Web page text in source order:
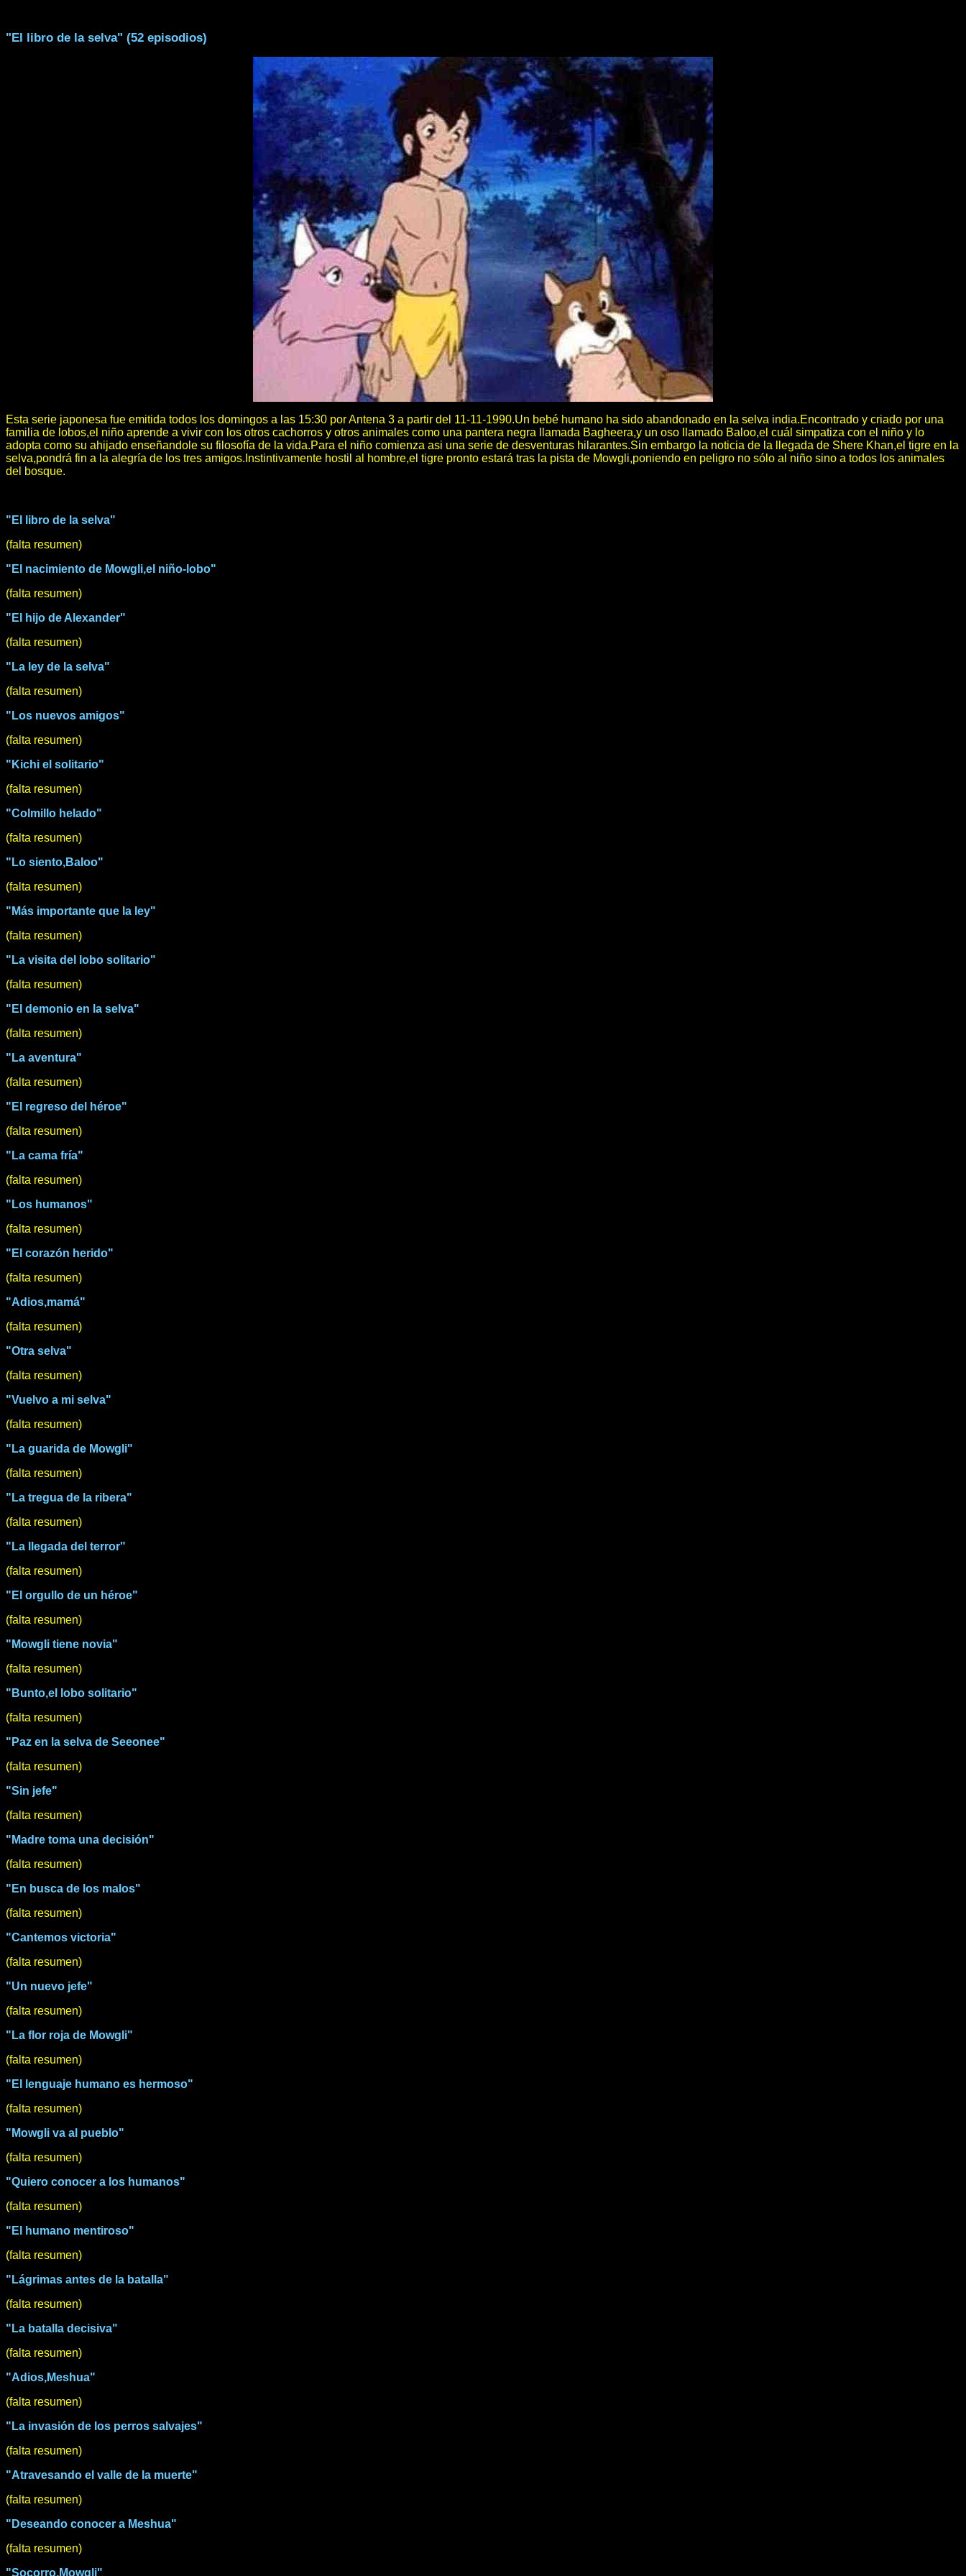
"El libro de la selva" (52 episodios)
Esta serie japonesa fue emitida todos los domingos a las 15:30 por Antena 3 a partir del 11-11-1990.Un bebé humano ha sido abandonado en la selva india.Encontrado y criado por una
familia de lobos,el niño aprende a vivir con los otros cachorros y otros animales como una pantera negra llamada Bagheera,y un oso llamado Baloo,el cuál simpatiza con el niño y lo
adopta como su ahijado enseñandole su filosofía de la vida.Para el niño comienza asi una serie de desventuras hilarantes.Sin embargo la noticia de la llegada de Shere Khan,el tigre en la
selva,pondrá fin a la alegría de los tres amigos.Instintivamente hostil al hombre,el tigre pronto estará tras la pista de Mowgli,poniendo en peligro no sólo al niño sino a todos los animales
del bosque.
"El libro de la selva"
(falta resumen)
"El nacimiento de Mowgli,el niño-lobo"
(falta resumen)
"El hijo de Alexander"
(falta resumen)
"La ley de la selva"
(falta resumen)
"Los nuevos amigos"
(falta resumen)
"Kichi el solitario"
(falta resumen)
"Colmillo helado"
(falta resumen)
"Lo siento,Baloo"
(falta resumen)
"Más importante que la ley"
(falta resumen)
"La visita del lobo solitario"
(falta resumen)
"El demonio en la selva"
(falta resumen)
"La aventura"
(falta resumen)
"El regreso del héroe"
(falta resumen)
"La cama fría"
(falta resumen)
"Los humanos"
(falta resumen)
"El corazón herido"
(falta resumen)
"Adios,mamá"
(falta resumen)
"Otra selva"
(falta resumen)
"Vuelvo a mi selva"
(falta resumen)
"La guarida de Mowgli"
(falta resumen)
"La tregua de la ribera"
(falta resumen)
"La llegada del terror"
(falta resumen)
"El orgullo de un héroe"
(falta resumen)
"Mowgli tiene novia"
(falta resumen)
"Bunto,el lobo solitario"
(falta resumen)
"Paz en la selva de Seeonee"
(falta resumen)
"Sin jefe"
(falta resumen)
"Madre toma una decisión"
(falta resumen)
"En busca de los malos"
(falta resumen)
"Cantemos victoria"
(falta resumen)
"Un nuevo jefe"
(falta resumen)
"La flor roja de Mowgli"
(falta resumen)
"El lenguaje humano es hermoso"
(falta resumen)
"Mowgli va al pueblo"
(falta resumen)
"Quiero conocer a los humanos"
(falta resumen)
"El humano mentiroso"
(falta resumen)
"Lágrimas antes de la batalla"
(falta resumen)
"La batalla decisiva"
(falta resumen)
"Adios,Meshua"
(falta resumen)
"La invasión de los perros salvajes"
(falta resumen)
"Atravesando el valle de la muerte"
(falta resumen)
"Deseando conocer a Meshua"
(falta resumen)
"Socorro,Mowgli"